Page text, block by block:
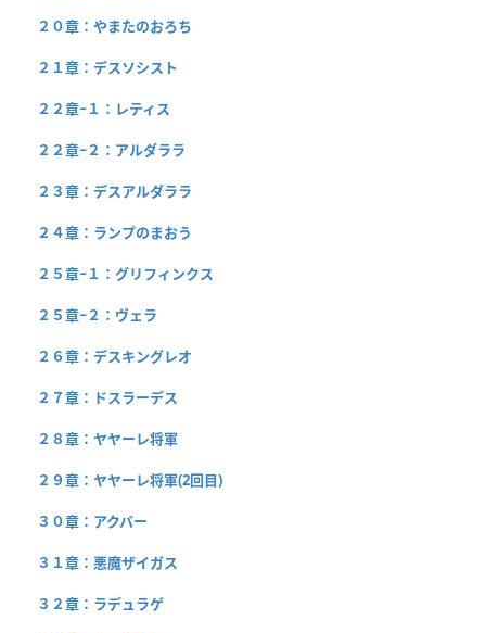
２０章：やまたのおろち
２１章：デスソシスト
２２章−１：レティス
２２章−２：アルダララ
２３章：デスアルダララ
２４章：ランプのまおう
２５章−１：グリフィンクス
２５章−２：ヴェラ
２６章：デスキングレオ
２７章：ドスラーデス
２８章：ヤヤーレ将軍
２９章：ヤヤーレ将軍(2回目)
３０章：アクバー
３１章：悪魔ザイガス
３２章：ラデュラゲ